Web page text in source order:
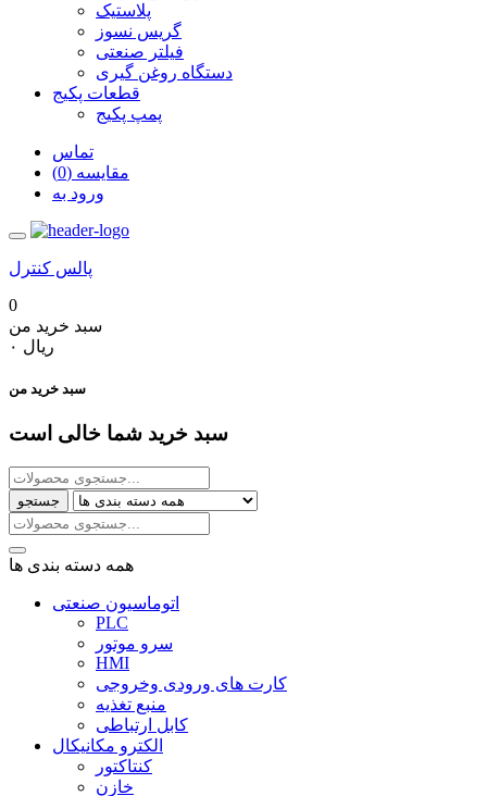
پلاستیک
گریس نسوز
فیلتر صنعتی
دستگاه روغن گیری
قطعات پکیج
پمپ پکیج
تماس
مقایسه (0)
ورود به
پالس کنترل
0
سبد خرید من
‎ریال ۰
سبد خرید من
سبد خرید شما خالی است
جستجو
همه دسته بندی ها
اتوماسیون صنعتی
PLC
سرو موتور
HMI
کارت های ورودی وخروجی
منبع تغذیه
کابل ارتباطی
الکترو مکانیکال
کنتاکتور
خازن